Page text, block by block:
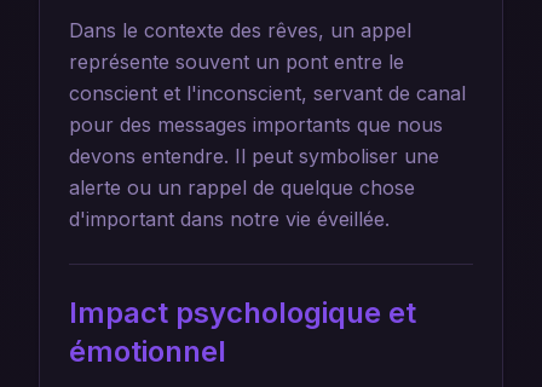
Dans le contexte des rêves, un appel
représente souvent un pont entre le
conscient et l'inconscient, servant de canal
pour des messages importants que nous
devons entendre. Il peut symboliser une
alerte ou un rappel de quelque chose
d'important dans notre vie éveillée.
Impact psychologique et
émotionnel